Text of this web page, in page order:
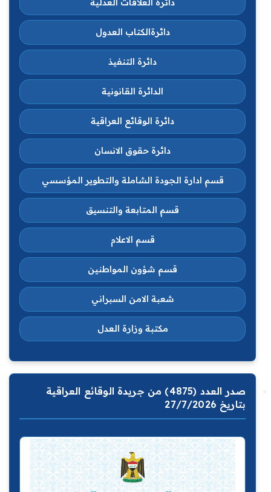
دائرة العلاقات العدلية
دائرةالكتاب العدول
دائرة التنفيذ
الدائرة القانونية
دائرة الوقائع العراقية
دائرة حقوق الانسان
قسم ادارة الجودة الشاملة والتطوير المؤسسي
قسم المتابعة والتنسيق
قسم الاعلام
قسم شؤون المواطنين
شعبة الامن السبراني
مكتبة وزارة العدل
صدر العدد (4875) من جريدة الوقائع العراقية
بتاريخ 27/7/2026